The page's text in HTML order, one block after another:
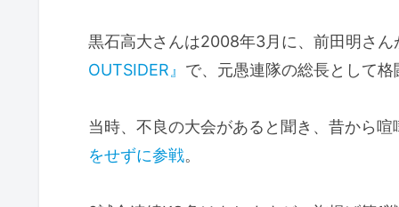
黒石高大さんは2008年3月に、前田明さ
OUTSIDER』 で、元愚連隊の総長として
当時、不良の大会があると聞き、昔から
をせずに参戦。